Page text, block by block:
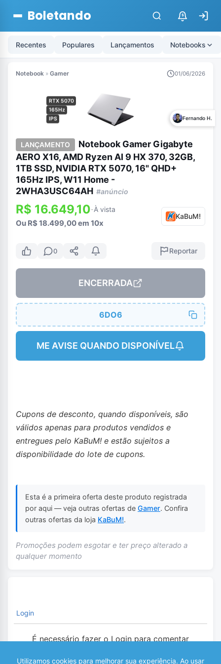
Boletando $
Recentes Populares Lançamentos Notebooks
Notebook » Gamer 01/06/2026
RTX 5070
165Hz
IPS
Fernando H.
LANÇAMENTO
Notebook Gamer Gigabyte
AERO X16, AMD Ryzen AI 9 HX 370, 32GB,
1TB SSD, NVIDIA RTX 5070, 16" QHD+
165Hz IPS, W11 Home -
2WHA3USC64AH #anúncio
R$ 16.649,10-À vista
Ou R$ 18.499,00 em 10x
KaBuM!
0 Reportar
ENCERRADA
6DO6
ME AVISE QUANDO DISPONÍVEL
Cupons de desconto, quando disponíveis, são
válidos apenas para produtos vendidos e
entregues pelo KaBuM! e estão sujeitos a
disponibilidade do lote de cupons.
Esta é a primeira oferta deste produto registrada
por aqui — veja outras ofertas de Gamer. Confira
outras ofertas da loja KaBuM!.
Promoções podem esgotar e ter preço alterado a
qualquer momento
Login
É necessário fazer o Login para comentar